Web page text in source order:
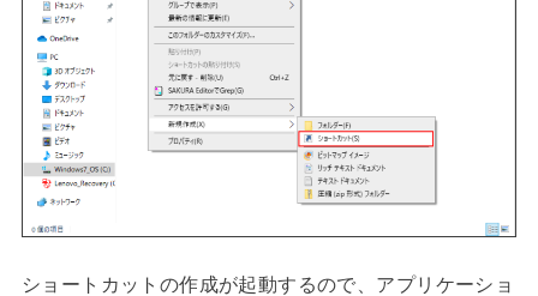
ショートカットの作成が起動するので、アプリケーショ